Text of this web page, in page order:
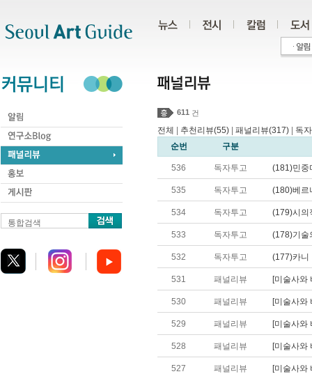
통합검색
611 건
전체 추천리뷰(55) 패널리뷰(317)
독
순번
구분
536 독자투고 (181)민중
535 독자투고 (180)베르
534 독자투고 (179)시의
533 독자투고 (178)기술
532 독자투고 (177)카니
531 패널리뷰 [미술사와
530 패널리뷰 [미술사와
529 패널리뷰 [미술사와
528 패널리뷰 [미술사와
527 패널리뷰 [미술사와